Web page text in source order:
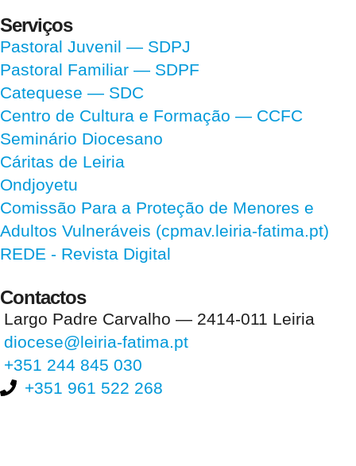
Serviços
Pastoral Juvenil — SDPJ
Pastoral Familiar — SDPF
Catequese — SDC
Centro de Cultura e Formação — CCFC
Seminário Diocesano
Cáritas de Leiria
Ondjoyetu
Comissão Para a Proteção de Menores e
Adultos Vulneráveis (cpmav.leiria-fatima.pt)
REDE - Revista Digital
Contactos
Largo Padre Carvalho — 2414-011 Leiria
diocese@leiria-fatima.pt
+351 244 845 030
+351 961 522 268